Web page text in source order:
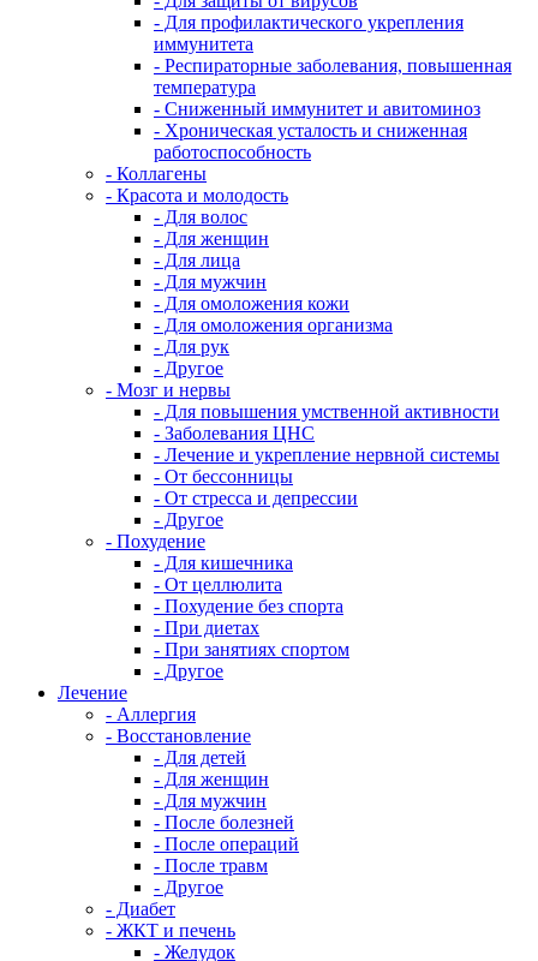
- Для профилактического укрепления
иммунитета
- Респираторные заболевания, повышенная
температура
- Сниженный иммунитет и авитоминоз
- Хроническая усталость и сниженная
работоспособность
- Коллагены
- Красота и молодость
- Для волос
- Для женщин
- Для лица
- Для мужчин
- Для омоложения кожи
- Для омоложения организма
- Для рук
- Другое
- Мозг и нервы
- Для повышения умственной активности
- Заболевания ЦНС
- Лечение и укрепление нервной системы
- От бессонницы
- От стресса и депрессии
- Другое
- Похудение
- Для кишечника
- От целлюлита
- Похудение без спорта
- При диетах
- При занятиях спортом
- Другое
Лечение
- Аллергия
- Восстановление
- Для детей
- Для женщин
- Для мужчин
- После болезней
- После операций
- После травм
- Другое
- Диабет
- ЖКТ и печень
- Желудок